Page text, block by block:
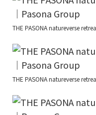
THE PASONA natureverse
THE PASONA natureverse